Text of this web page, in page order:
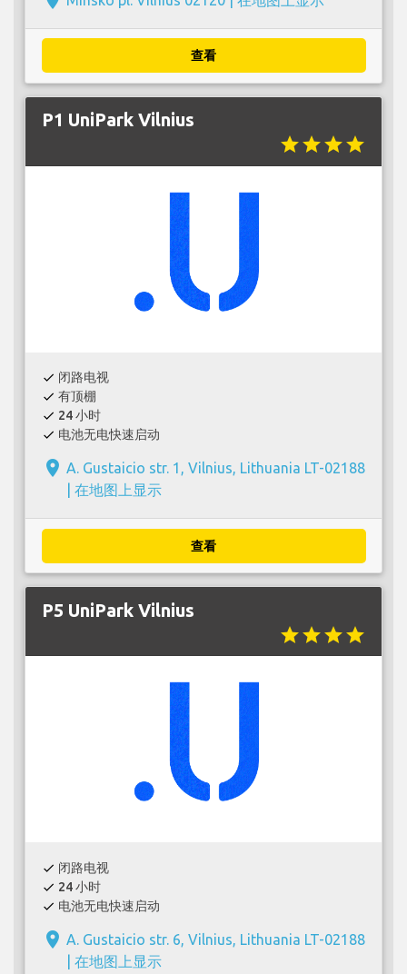
查看
P1 UniPark Vilnius
starstarstarstar
check 闭路电视
check 有顶棚
check 24 小时
check 电池无电快速启动
place A. Gustaicio str. 1, Vilnius, Lithuania LT-02188
在地图上显示
查看
P5 UniPark Vilnius
starstarstarstar
check 闭路电视
check 24 小时
check 电池无电快速启动
place A. Gustaicio str. 6, Vilnius, Lithuania LT-02188
在地图上显示